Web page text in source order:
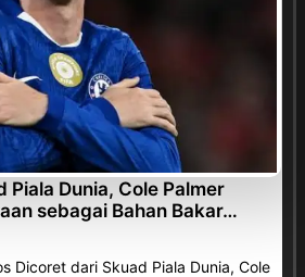
Piala Dunia, Cole Palmer
sebagai Bahan Bakar…
Dicoret dari Skuad Piala Dunia, Cole